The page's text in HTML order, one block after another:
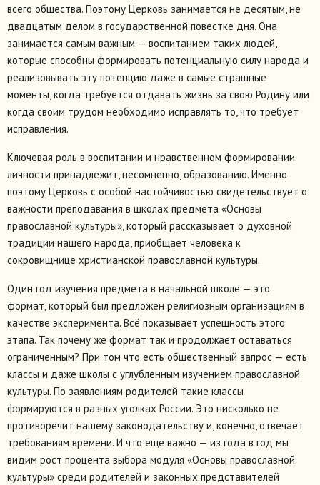
всего общества. Поэтому Церковь занимается не десятым, не
двадцатым делом в государственной повестке дня. Она
занимается самым важным — воспитанием таких людей,
которые способны формировать потенциальную силу народа и
реализовывать эту потенцию даже в самые страшные
моменты, когда требуется отдавать жизнь за свою Родину или
когда своим трудом необходимо исправлять то, что требует
исправления.
Ключевая роль в воспитании и нравственном формировании
личности принадлежит, несомненно, образованию. Именно
поэтому Церковь с особой настойчивостью свидетельствует о
важности преподавания в школах предмета «Основы
православной культуры», который рассказывает о духовной
традиции нашего народа, приобщает человека к
сокровищнице христианской православной культуры.
Один год изучения предмета в начальной школе — это
формат, который был предложен религиозным организациям в
качестве эксперимента. Всё показывает успешность этого
этапа. Так почему же формат так и продолжает оставаться
ограниченным? При том что есть общественный запрос — есть
классы и даже школы с углубленным изучением православной
культуры. По заявлениям родителей такие классы
формируются в разных уголках России. Это нисколько не
противоречит нашему законодательству и, конечно, отвечает
требованиям времени. И что еще важно — из года в год мы
видим рост процента выбора модуля «Основы православной
культуры» среди родителей и законных представителей